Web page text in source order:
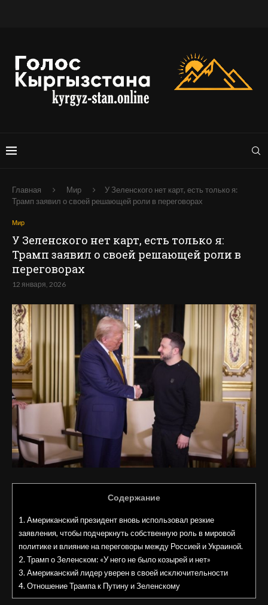
Главная Мир
У Зеленского нет карт, есть только я:
Трамп заявил о своей решающей роли в переговорах
Мир
У Зеленского нет карт, есть только я:
Трамп заявил о своей решающей роли в
переговорах
12 января, 2026
Содержание
1. Американский президент вновь использовал резкие
заявления, чтобы подчеркнуть собственную роль в мировой
политике и влияние на переговоры между Россией и Украиной.
2. Трамп о Зеленском: «У него не было козырей и нет»
3. Американский лидер уверен в своей исключительности
4. Отношение Трампа к Путину и Зеленскому